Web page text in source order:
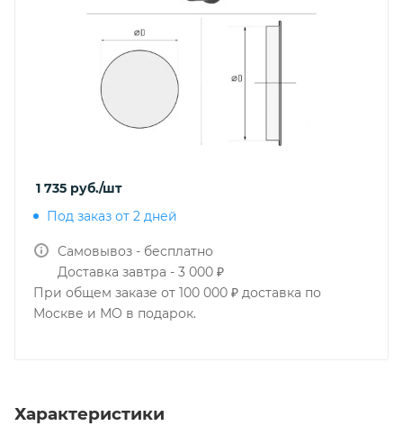
1 735 руб./шт
Под заказ от 2 дней
Самовывоз - бесплатно
Доставка завтра - 3 000 ₽
При общем заказе от 100 000 ₽ доставка по
Москве и МО в подарок.
Характеристики